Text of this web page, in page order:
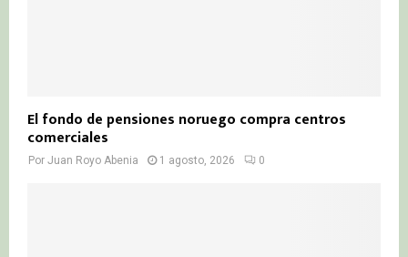
El fondo de pensiones noruego compra centros
comerciales
Por Juan Royo Abenia 1 agosto, 2026 0